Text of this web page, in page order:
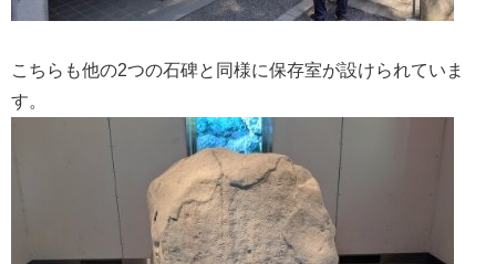
こちらも他の2つの石碑と同様に保存室が設けられていま
す。